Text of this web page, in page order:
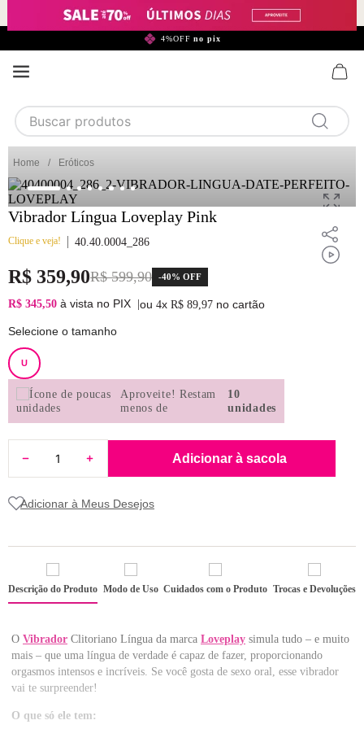
4%OFF no pix
Buscar produtos
1 calcinha
2 sutiã
camisola
7
8 pijama
9 sutiã renda
Eróticos
Vibrador Língua Loveplay Pink
Clique e veja! 40.40.0004_286
R$ 359,90R$ 599,90 -40% OFF
R$ 345,50 à vista no PIX ou 4x R$ 89,97 no cartão
Selecione o tamanho
U
Aproveite! Restam
menos de
10
unidades
Adicionar à sacola
Descrição do Produto Modo de Uso Cuidados com o Produto Trocas e Devoluções
O Vibrador Clitoriano Língua da marca Loveplay simula tudo – e muito
mais – que uma língua de verdade é capaz de fazer, proporcionando
orgasmos intensos e incríveis. Se você gosta de sexo oral, esse vibrador
vai te surpreender!
O que só ele tem: